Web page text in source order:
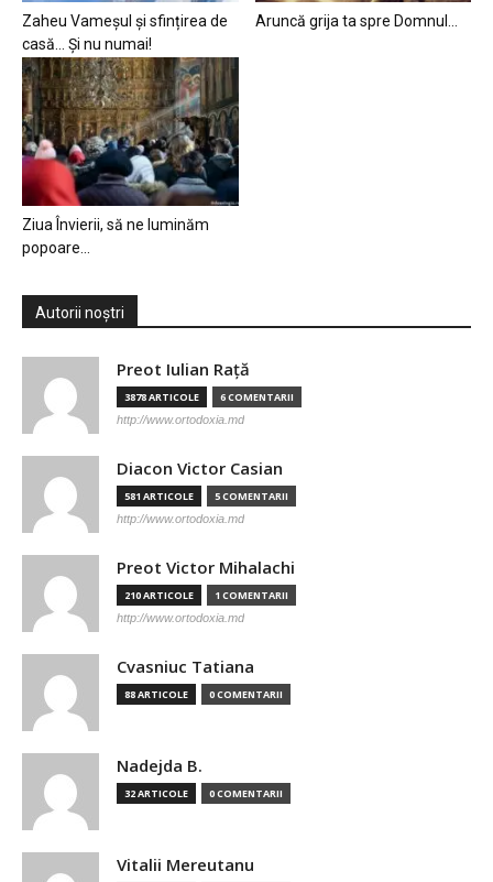
Zaheu Vameșul și sfințirea de
casă… Și nu numai!
Aruncă grija ta spre Domnul…
Ziua Învierii, să ne luminăm
popoare…
Autorii noștri
Preot Iulian Raţă
3878 ARTICOLE 6 COMENTARII
http://www.ortodoxia.md
Diacon Victor Casian
581 ARTICOLE 5 COMENTARII
http://www.ortodoxia.md
Preot Victor Mihalachi
210 ARTICOLE 1 COMENTARII
http://www.ortodoxia.md
Cvasniuc Tatiana
88 ARTICOLE 0 COMENTARII
Nadejda B.
32 ARTICOLE 0 COMENTARII
Vitalii Mereutanu